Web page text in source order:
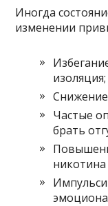
Иногда
изменении
изоляция;
Частые
брать